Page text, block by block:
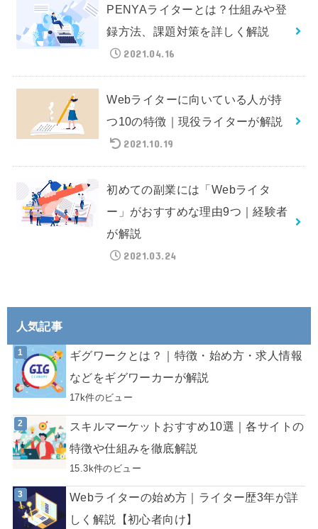
PENYAライターとは？仕組みや登
録方法、課題対策を詳しく解説
2021.04.16
Webライターに向いている人が持
つ10の特徴｜現役ライターが解説
2021.10.19
初めての副業には「Webライタ
ー」がおすすめな理由9つ｜経験者
が解説
2021.03.24
人気記事
ギグワークとは？｜特徴・始め方・求人情報
などをギグワーカーが解説
17k件のビュー
スキルマーケットおすすめ10選｜各サイトの
特徴や仕組みを徹底解説
15.3k件のビュー
Webライターの始め方｜ライター歴3年が詳
しく解説【初心者向け】